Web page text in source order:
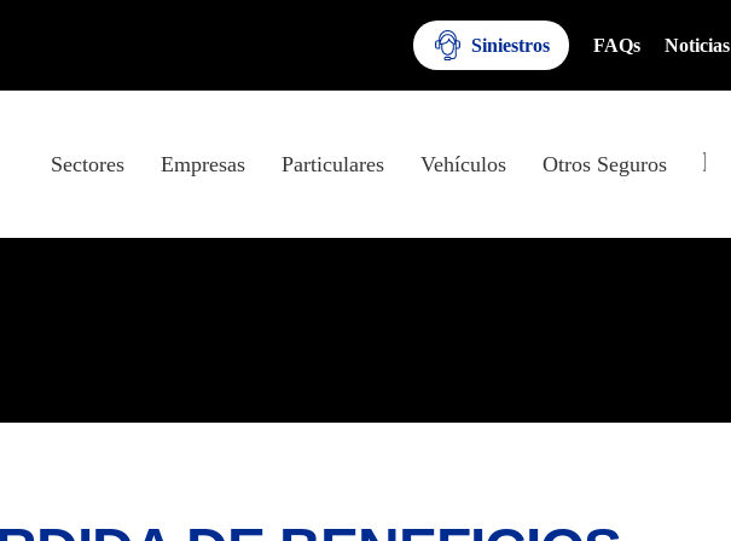
Siniestros FAQs Noticias
Sectores Empresas Particulares Vehículos Otros Seguros